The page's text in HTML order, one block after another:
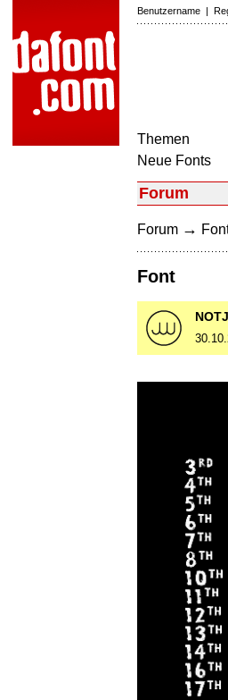
Benutzername |
Themen
Neue Fonts
Forum
Forum →
Font